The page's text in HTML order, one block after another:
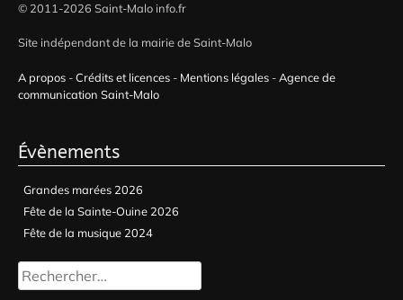
© 2011-2026 Saint-Malo info.fr
Site indépendant de la mairie de Saint-Malo
A propos -Crédits et licences - Mentions légales -Agence de
communication Saint-Malo
Évènements
Grandes marées 2026
Fête de la Sainte-Ouine 2026
Fête de la musique 2024
Rechercher :